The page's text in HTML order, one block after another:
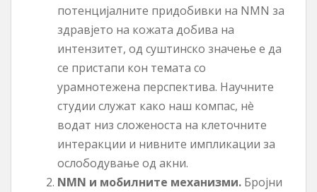
потенцијалните придобивки на NMN за
здравјето на кожата добива на
интензитет, од суштинско значење е да
се пристапи кон темата со
урамнотежена перспектива. Научните
студии служат како наш компас, нè
водат низ сложеноста на клеточните
интеракции и нивните импликации за
ослободување од акни.
NMN и мобилните механизми. Бројни